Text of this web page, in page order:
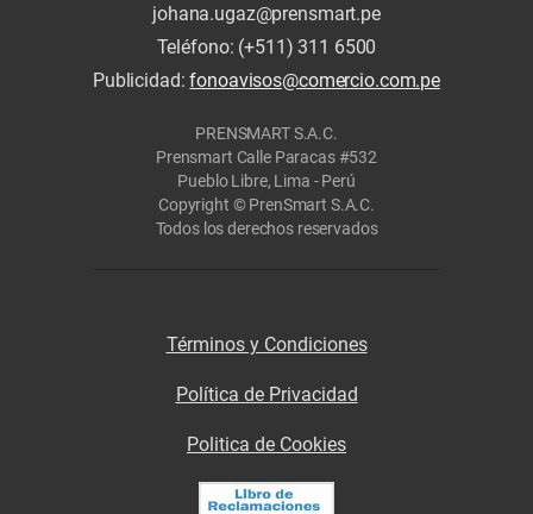
johana.ugaz@prensmart.pe
Teléfono: (+511) 311 6500
Publicidad:fonoavisos@comercio.com.pe
PRENSMART S.A.C.
Prensmart Calle Paracas #532
Pueblo Libre, Lima - Perú
Copyright © PrenSmart S.A.C.
Todos los derechos reservados
Términos y Condiciones
Política de Privacidad
Politica de Cookies